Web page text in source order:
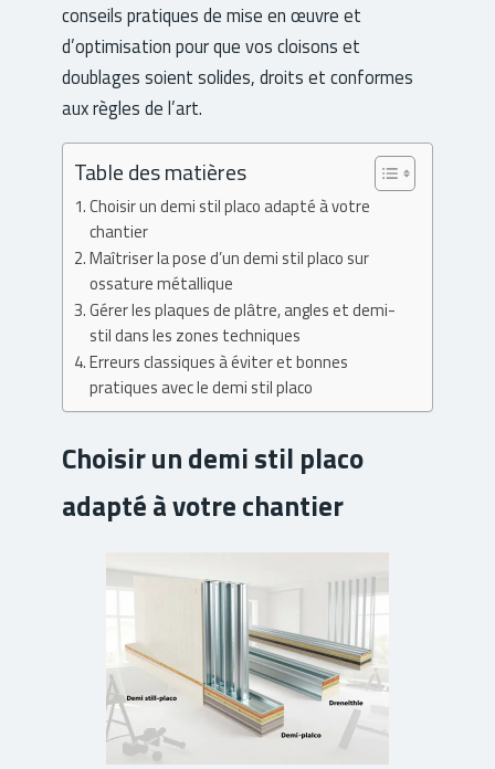
conseils pratiques de mise en œuvre et
d’optimisation pour que vos cloisons et
doublages soient solides, droits et conformes
aux règles de l’art.
Table des matières
Choisir un demi stil placo adapté à votre
chantier
Maîtriser la pose d’un demi stil placo sur
ossature métallique
Gérer les plaques de plâtre, angles et demi-
stil dans les zones techniques
Erreurs classiques à éviter et bonnes
pratiques avec le demi stil placo
Choisir un demi stil placo
adapté à votre chantier